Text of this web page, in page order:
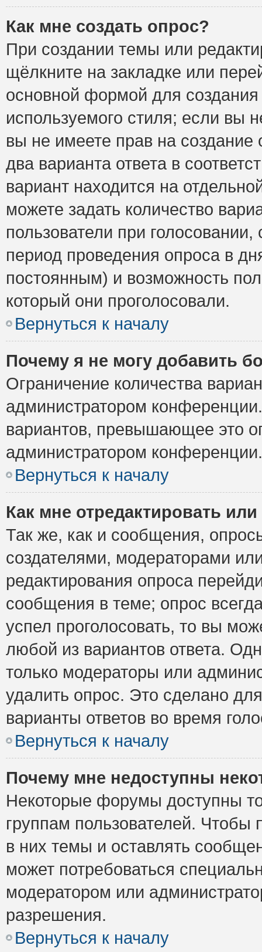
Как мне создать опрос?
При создании темы или
щёлкните на закладке или
основной формой для
используемого стиля; если вы
вы не имеете прав на
два варианта ответа в
вариант находится на
можете задать количество
пользователи при
период проведения опроса в
постоянным) и возможность
который они проголосовали.
Вернуться к началу
Почему я не могу добавить
Ограничение количества
администратором
вариантов, превышающее это
администратором конференции.
Вернуться к началу
Как мне отредактировать
Так же, как и сообщения,
создателями, модераторами
редактирования опроса
сообщения в теме; опрос
успел проголосовать, то вы
любой из вариантов ответа.
только модераторы или
удалить опрос. Это сделано
варианты ответов во время
Вернуться к началу
Почему мне недоступны
Некоторые форумы доступны
группам пользователей. Чтобы
в них темы и оставлять
может потребоваться
модератором или
разрешения.
Вернуться к началу